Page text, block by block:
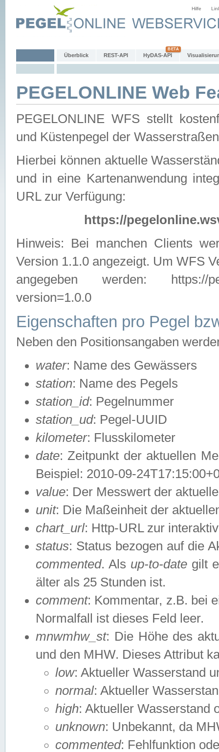
Hilfe
Überblick REST-API HyDAS-API
PEGELONLINE Web
PEGELONLINE WFS stellt
und Küstenpegel der
Hierbei können aktuelle
und in eine Kartenanwendung
URL zur Verfügung:
https://
Hinweis: Bei manchen Clients
Version 1.1.0 angezeigt. Um WFS
angegeben werden: https://
version=1.0.0
Eigenschaften pro Pegel
Neben den Positionsangaben
water: Name des Gewässers
station: Name des Pegels
station_id: Pegelnummer
station_ud: Pegel-UUID
kilometer: Flusskilometer
date: Zeitpunkt der aktuellen
Beispiel: 2010-09-
value: Der Messwert der
unit: Die Maßeinheit der
chart_url: Http-URL zur
status: Status bezogen auf die
commented. Als up-to-date gilt
älter als 25 Stunden ist.
comment: Kommentar, z.B. bei
Normalfall ist dieses Feld leer.
mnwmhw_st: Die Höhe des
und den MHW. Dieses Attribut
low: Aktueller Wasserstand
normal: Aktueller
high: Aktueller Wasserstand
unknown: Unbekannt, da
commented: Fehlfunktion